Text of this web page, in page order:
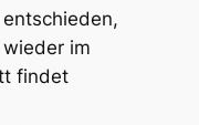
im
findet